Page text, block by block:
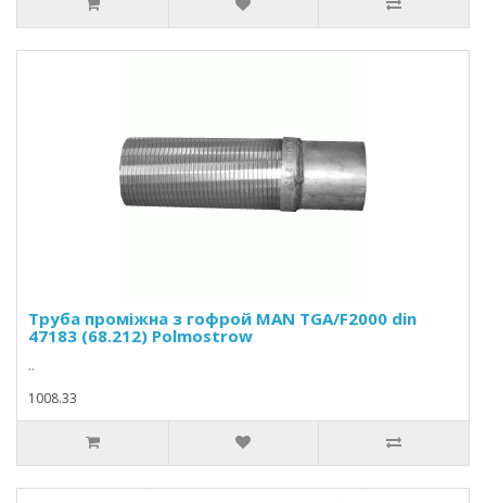
Труба проміжна з гофрой MAN TGA/F2000 din
47183 (68.212) Polmostrow
..
1008.33